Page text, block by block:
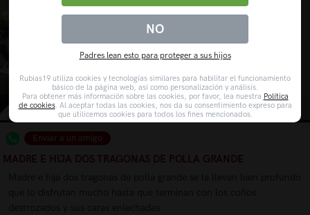
Enviar a un amigo
MADRE E HIJA DOS TRAGONAS DE POLLA GRANDE
NO
Padres lean esto para proteger a sus hijos
Rubias19 utiliza cookies y tecnologías similares para habilitar el funcionamiento
básico de la página web, así como personalización y análisis.
Para obtener más información sobre las cookies, por favor, lea nuestra Política
de cookies. Al aceptar todas las cookies, nos da su consentimiento expreso para
que utilicemos cookies para todos los fines mencionados.